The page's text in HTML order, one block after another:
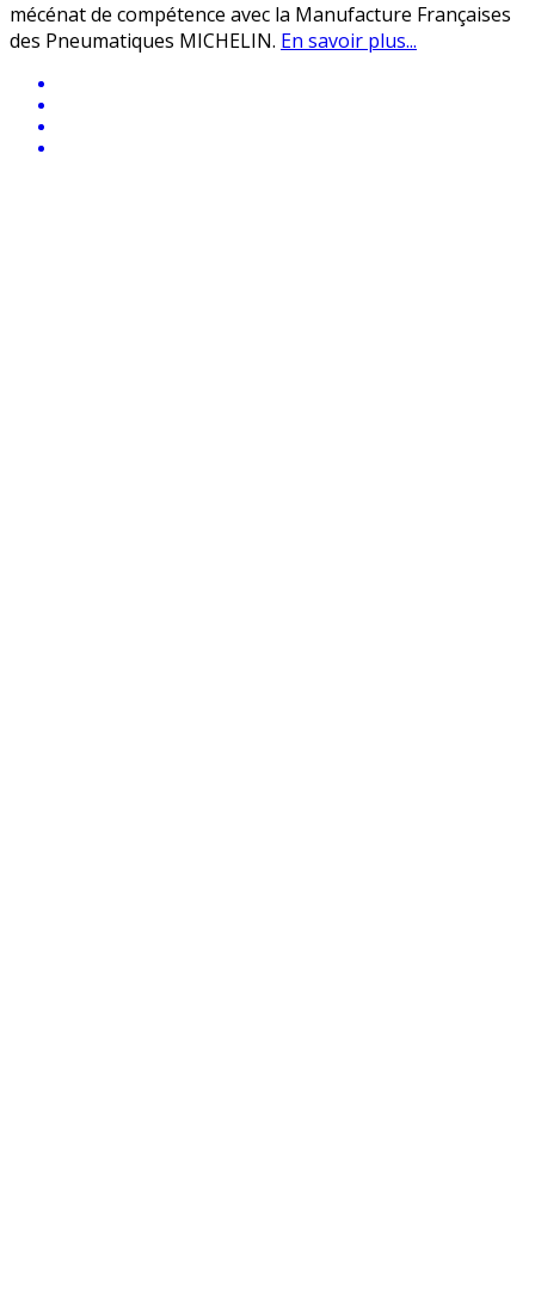
mécénat de compétence avec la Manufacture Françaises
des Pneumatiques MICHELIN. En savoir plus...